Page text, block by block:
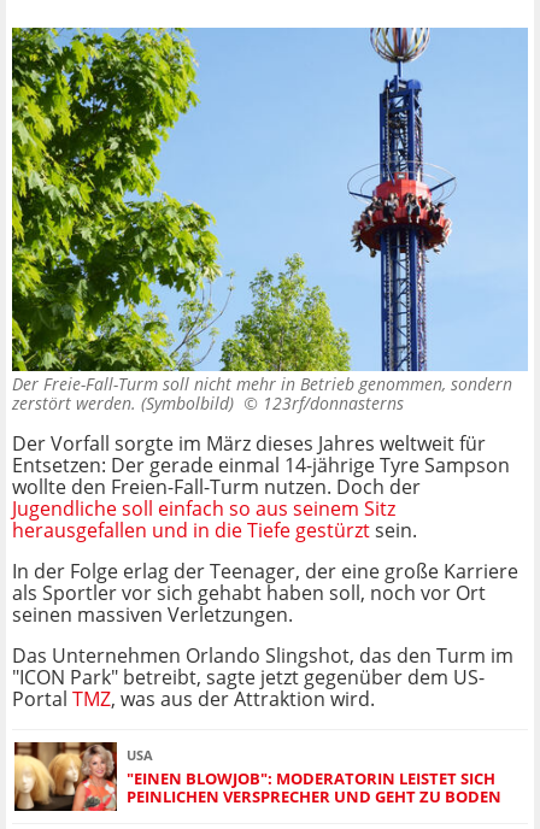
Der Freie-Fall-Turm soll nicht mehr in Betrieb genommen, sondern
zerstört werden. (Symbolbild) © 123rf/donnasterns
Der Vorfall sorgte im März dieses Jahres weltweit für
Entsetzen: Der gerade einmal 14-jährige Tyre Sampson
wollte den Freien-Fall-Turm nutzen. Doch der
Jugendliche soll einfach so aus seinem Sitz
herausgefallen und in die Tiefe gestürztsein.
In der Folge erlag der Teenager, der eine große Karriere
als Sportler vor sich gehabt haben soll, noch vor Ort
seinen massiven Verletzungen.
Das Unternehmen Orlando Slingshot, das den Turm im
"ICON Park" betreibt, sagte jetzt gegenüber dem US-
Portal TMZ, was aus der Attraktion wird.
USA
"EINEN BLOWJOB": MODERATORIN LEISTET SICH
PEINLICHEN VERSPRECHER UND GEHT ZU BODEN